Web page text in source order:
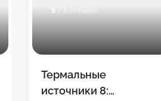
5 / 8 отзывов
Термальные
источники 8: